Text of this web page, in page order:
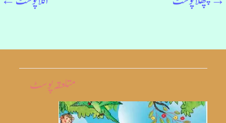
متلعقہ پوسٹ